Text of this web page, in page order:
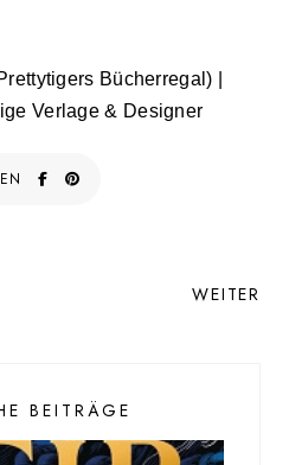
Bücherregal) |
Verlage & Designer
WEITER
BEITRÄGE